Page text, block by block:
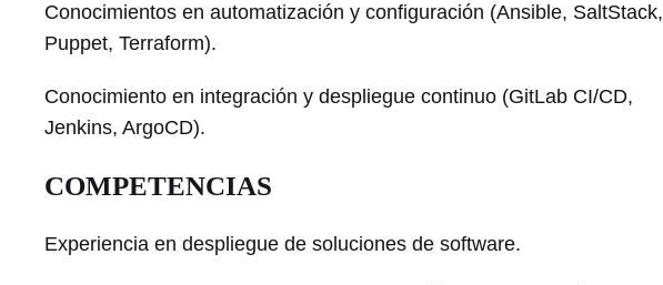
Conocimientos en automatización y configuración (Ansible, SaltStack,
Puppet, Terraform).
Conocimiento en integración y despliegue continuo (GitLab CI/CD,
Jenkins, ArgoCD).
COMPETENCIAS
Experiencia en despliegue de soluciones de software.